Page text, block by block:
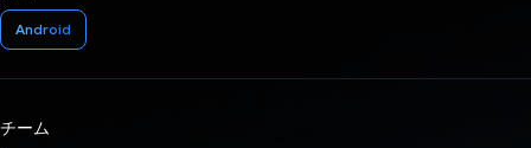
Android
チーム